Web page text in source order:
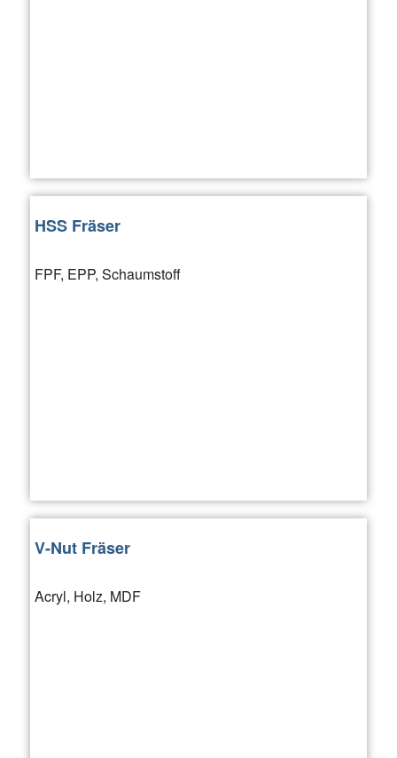
HSS Fräser
FPF, EPP, Schaumstoff
V-Nut Fräser
Acryl, Holz, MDF